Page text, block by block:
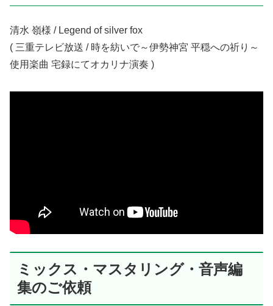
清水 嶺様 / Legend of silver fox
( 三重テレビ放送 / 時を紡いで～伊勢神宮 平穏への祈り～
使用楽曲 宅録にてオカリナ演奏 )
ミックス・マスタリング・音声編
集のご依頼